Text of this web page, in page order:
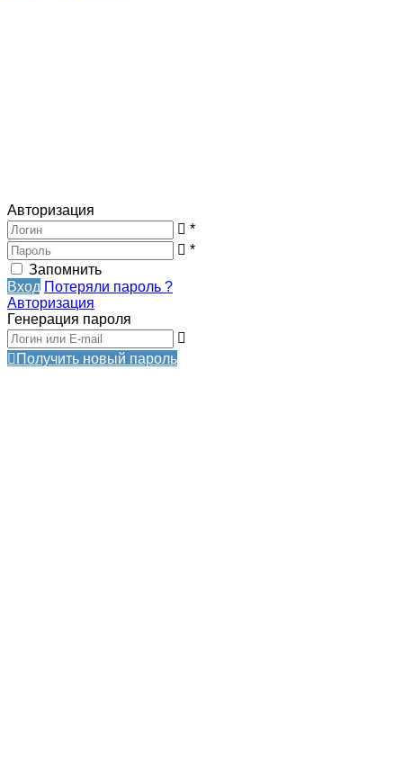
Авторизация
*
*
Запомнить
Вход Потеряли пароль ?
Авторизация
Генерация пароля
Получить новый пароль